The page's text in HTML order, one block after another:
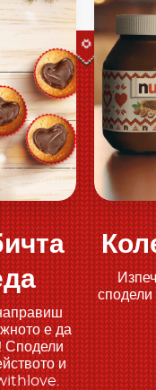
е да
Сподели
и
сподели